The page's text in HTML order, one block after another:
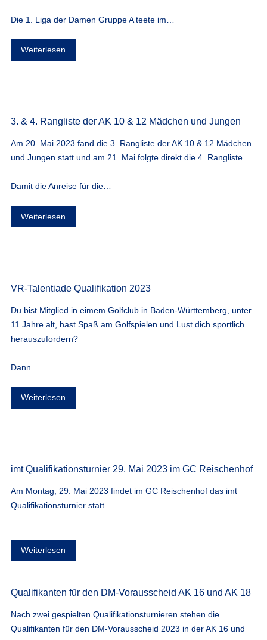
Die 1. Liga der Damen Gruppe A teete im…
Weiterlesen
3. & 4. Rangliste der AK 10 & 12 Mädchen und Jungen
Am 20. Mai 2023 fand die 3. Rangliste der AK 10 & 12 Mädchen
und Jungen statt und am 21. Mai folgte direkt die 4. Rangliste.
Damit die Anreise für die…
Weiterlesen
VR-Talentiade Qualifikation 2023
Du bist Mitglied in eimem Golfclub in Baden-Württemberg, unter
11 Jahre alt, hast Spaß am Golfspielen und Lust dich sportlich
herauszufordern?
Dann…
Weiterlesen
imt Qualifikationsturnier 29. Mai 2023 im GC Reischenhof
Am Montag, 29. Mai 2023 findet im GC Reischenhof das imt
Qualifikationsturnier statt.
Weiterlesen
Qualifikanten für den DM-Vorausscheid AK 16 und AK 18
Nach zwei gespielten Qualifikationsturnieren stehen die
Qualifikanten für den DM-Vorausscheid 2023 in der AK 16 und